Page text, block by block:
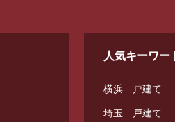
人気キーワー
横浜 戸建て
埼玉 戸建て